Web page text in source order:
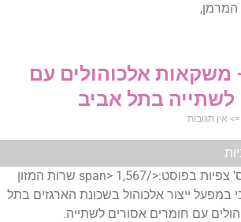
המרמן,
משקאות אלכוהולים עם
לשתייה בתל אביב
אין תגובות
<span class="numV">מס' צפיות בפוסט:</span> 1,567 שרות המזון
ייצור אלכוהול בשכונת הארגזים בתל
עם חומרים אסורים לשתייה.